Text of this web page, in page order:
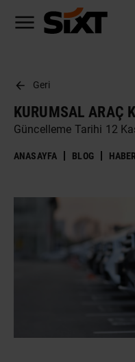
Geri
KURUMSAL ARAÇ
Güncelleme Tarihi 12
ANASAYFA BLOG